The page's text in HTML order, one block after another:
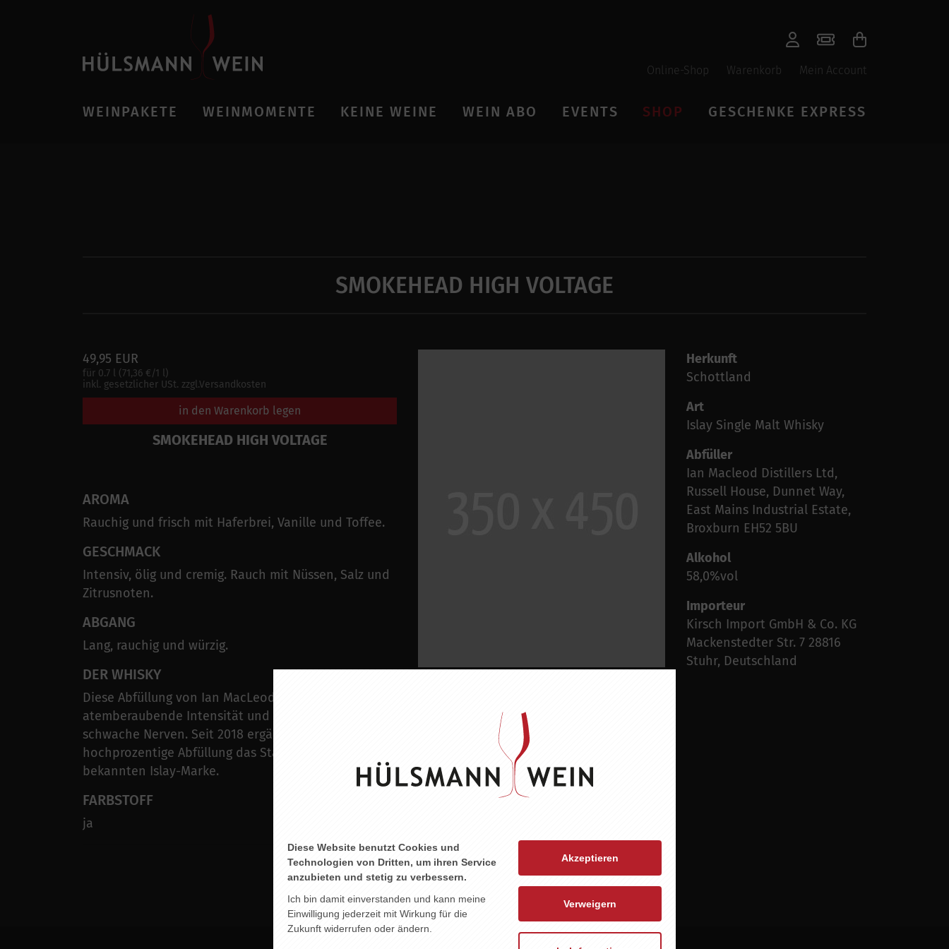
Online-Shop Warenkorb Mein Account
WEINPAKETE WEINMOMENTE KEINE WEINE WEIN ABO EVENTS SHOP GESCHENKE EXPRESS
SMOKEHEAD HIGH VOLTAGE
49,95 EUR
für 0.7 l (71,36 €/1 l)
inkl. gesetzlicher USt. zzgl.Versandkosten
in den Warenkorb legen
SMOKEHEAD HIGH VOLTAGE
AROMA
Rauchig und frisch mit Haferbrei, Vanille und Toffee.
GESCHMACK
Intensiv, ölig und cremig. Rauch mit Nüssen, Salz und
Zitrusnoten.
ABGANG
Lang, rauchig und würzig.
DER WHISKY
Diese Abfüllung von Ian MacLeod hat eine
atemberaubende Intensität und ist nichts für
schwache Nerven. Seit 2018 ergänzt die
hochprozentige Abfüllung das Standardsortiment der
bekannten Islay-Marke.
FARBSTOFF
ja
Herkunft
Schottland
Art
Islay Single Malt Whisky
Abfüller
Ian Macleod Distillers Ltd,
Russell House, Dunnet Way,
East Mains Industrial Estate,
Broxburn EH52 5BU
Alkohol
58,0%vol
Importeur
Kirsch Import GmbH & Co. KG
Mackenstedter Str. 7 28816
Stuhr, Deutschland
Diese Website benutzt Cookies und
Technologien von Dritten, um ihren Service
anzubieten und stetig zu verbessern.
Ich bin damit einverstanden und kann meine
Einwilligung jederzeit mit Wirkung für die
Zukunft widerrufen oder ändern.
Akzeptieren
Verweigern